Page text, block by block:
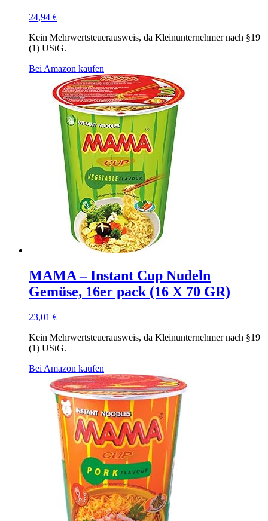
24,94 €
Kein Mehrwertsteuerausweis, da Kleinunternehmer nach §19
(1) UStG.
Bei Amazon kaufen
MAMA – Instant Cup Nudeln
Gemüse, 16er pack (16 X 70 GR)
23,01 €
Kein Mehrwertsteuerausweis, da Kleinunternehmer nach §19
(1) UStG.
Bei Amazon kaufen